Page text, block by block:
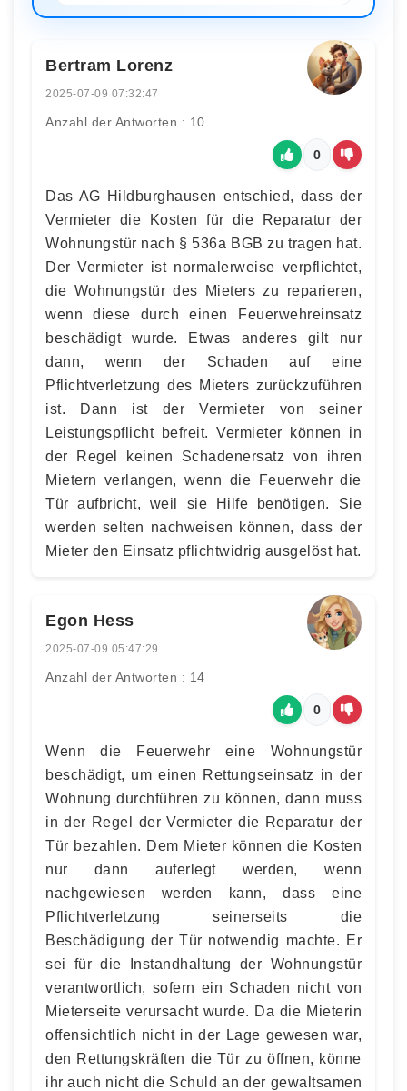
Bertram Lorenz
2025-07-09 07:32:47
Anzahl der Antworten : 10
0
Das AG Hildburghausen entschied, dass der
Vermieter die Kosten für die Reparatur der
Wohnungstür nach § 536a BGB zu tragen hat.
Der Vermieter ist normalerweise verpflichtet,
die Wohnungstür des Mieters zu reparieren,
wenn diese durch einen Feuerwehreinsatz
beschädigt wurde. Etwas anderes gilt nur
dann, wenn der Schaden auf eine
Pflichtverletzung des Mieters zurückzuführen
ist. Dann ist der Vermieter von seiner
Leistungspflicht befreit. Vermieter können in
der Regel keinen Schadenersatz von ihren
Mietern verlangen, wenn die Feuerwehr die
Tür aufbricht, weil sie Hilfe benötigen. Sie
werden selten nachweisen können, dass der
Mieter den Einsatz pflichtwidrig ausgelöst hat.
Egon Hess
2025-07-09 05:47:29
Anzahl der Antworten : 14
0
Wenn die Feuerwehr eine Wohnungstür
beschädigt, um einen Rettungseinsatz in der
Wohnung durchführen zu können, dann muss
in der Regel der Vermieter die Reparatur der
Tür bezahlen. Dem Mieter können die Kosten
nur dann auferlegt werden, wenn
nachgewiesen werden kann, dass eine
Pflichtverletzung seinerseits die
Beschädigung der Tür notwendig machte. Er
sei für die Instandhaltung der Wohnungstür
verantwortlich, sofern ein Schaden nicht von
Mieterseite verursacht wurde. Da die Mieterin
offensichtlich nicht in der Lage gewesen war,
den Rettungskräften die Tür zu öffnen, könne
ihr auch nicht die Schuld an der gewaltsamen